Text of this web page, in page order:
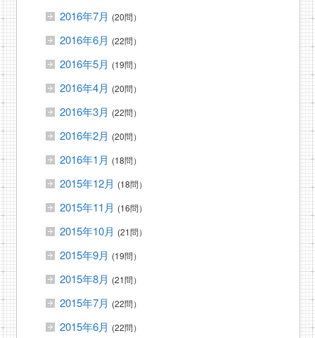
2016年7月 (20問）
2016年6月 (22問）
2016年5月 (19問）
2016年4月 (20問）
2016年3月 (22問）
2016年2月 (20問）
2016年1月 (18問）
2015年12月 (18問）
2015年11月 (16問）
2015年10月 (21問）
2015年9月 (19問）
2015年8月 (21問）
2015年7月 (22問）
2015年6月 (22問）